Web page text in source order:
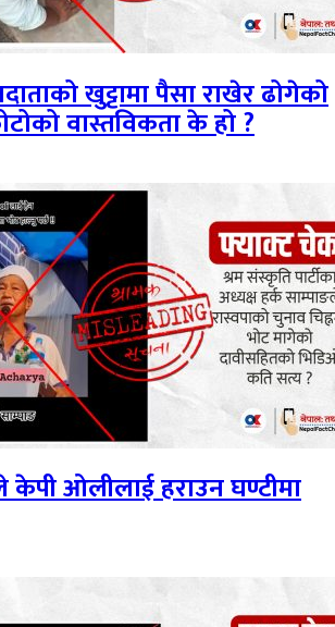
खुट्टामा पैसा राखेर ढोगेको
वास्तविकता के हो ?
केपी ओलीलाई हराउन घण्टीमा